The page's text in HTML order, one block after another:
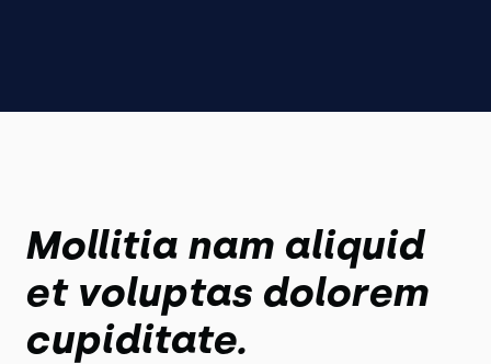
Mollitia nam aliquid
et voluptas dolorem
cupiditate.